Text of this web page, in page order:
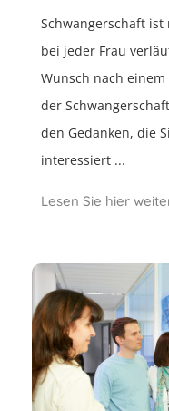
Schwangerschaft
bei jeder Frau
Wunsch nach
der
den Gedanken, die
interessiert ...
Lesen Sie hier